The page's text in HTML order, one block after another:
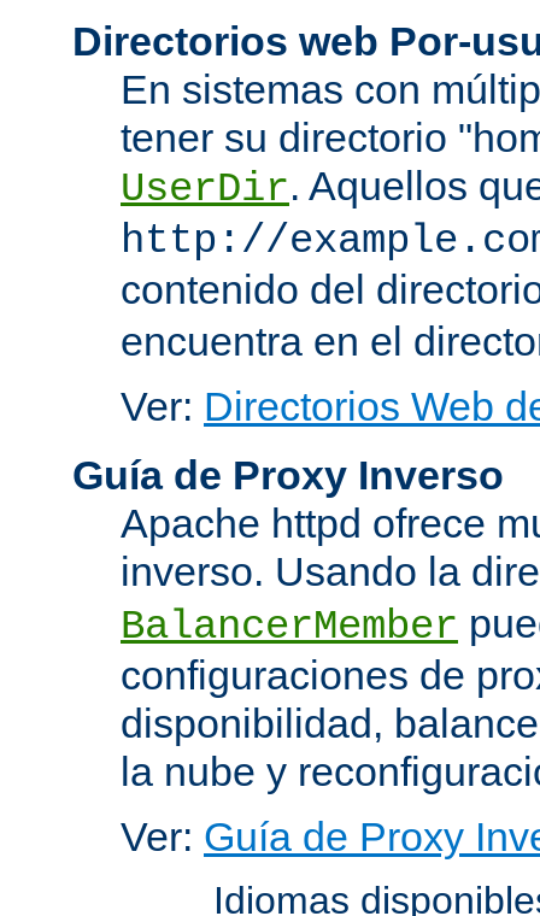
Directorios web Por-
En sistemas con
tener su directorio
UserDir. Aquellos
http://
contenido del
encuentra en el
Ver: Directorios Web
Guía de Proxy Inverso
Apache httpd ofrece
inverso. Usando la
BalancerMember
configuraciones de
disponibilidad,
la nube y
Ver: Guía de Proxy
Idiomas